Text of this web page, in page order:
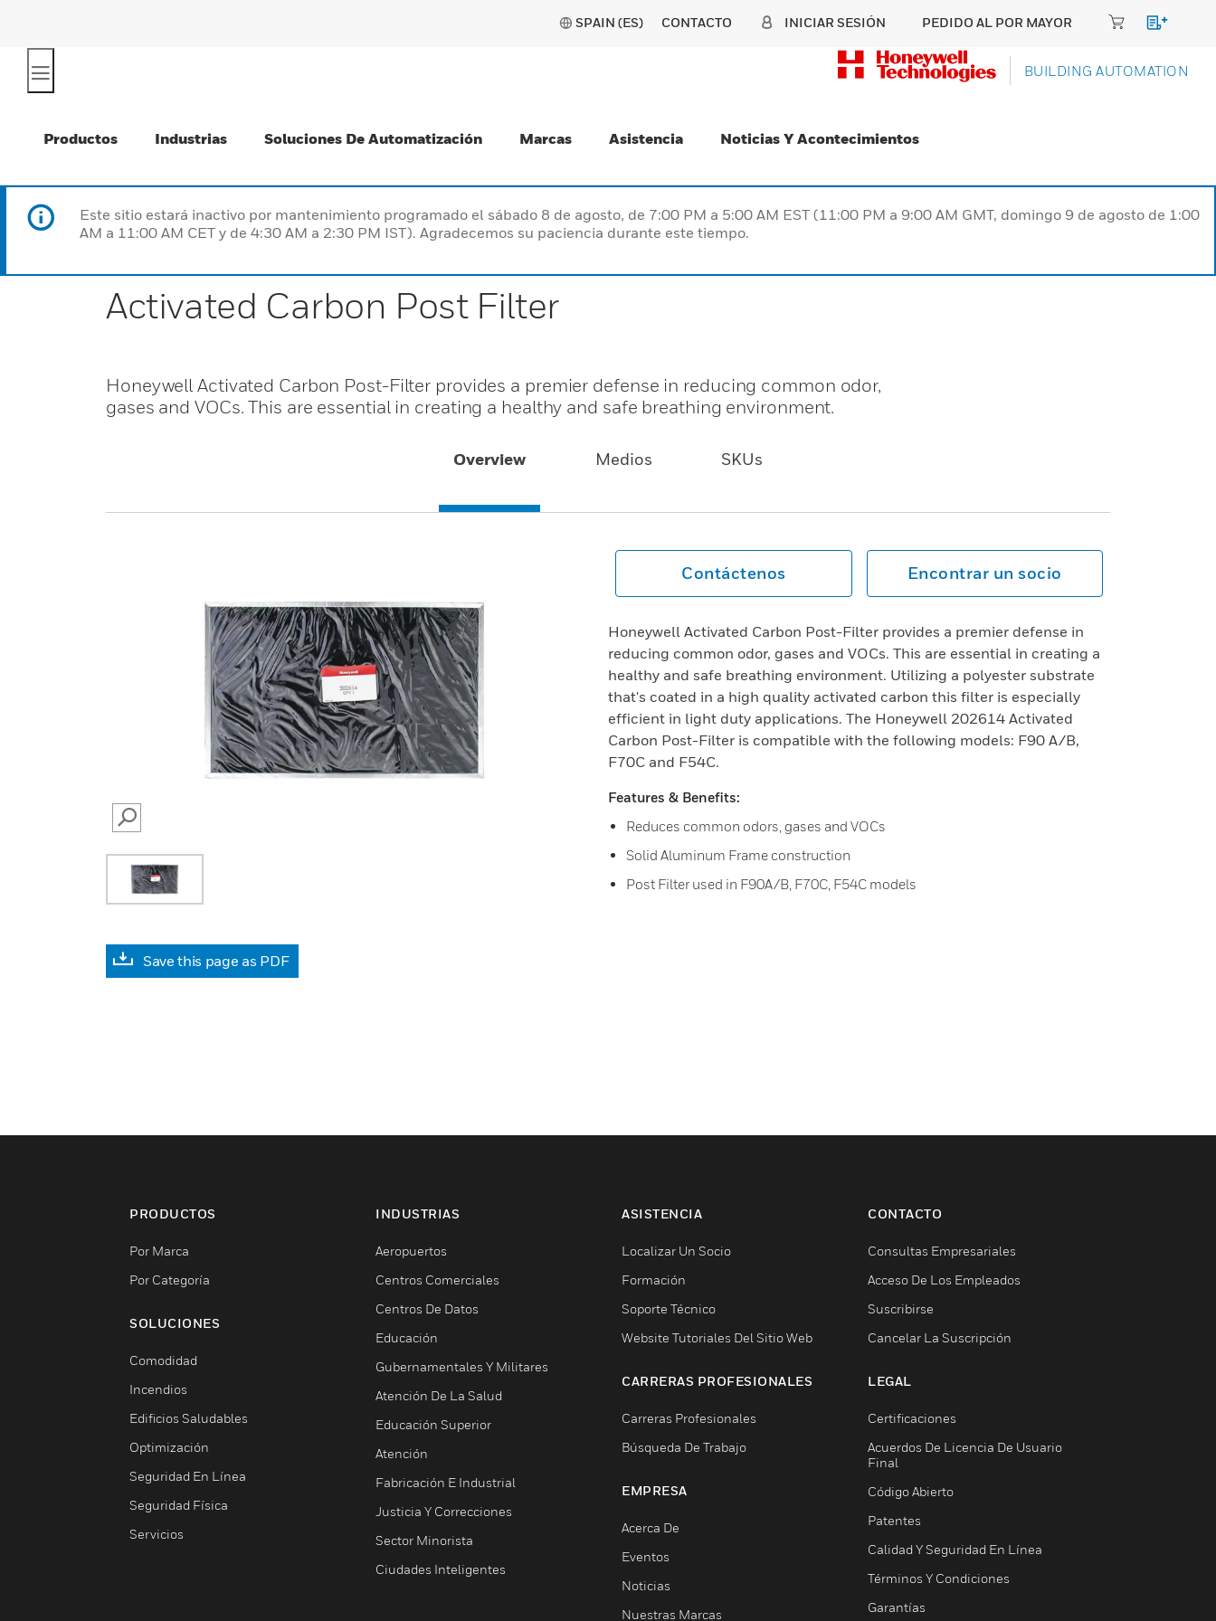
SPAIN (ES) CONTACTO INICIAR SESIÓN PEDIDO AL POR MAYOR
BUILDING AUTOMATION
Productos Industrias Soluciones De Automatización Marcas Asistencia Noticias Y Acontecimientos
Este sitio estará inactivo por mantenimiento programado el sábado 8 de agosto, de 7:00 PM a 5:00 AM EST (11:00 PM a 9:00 AM GMT, domingo 9 de agosto de 1:00
AM a 11:00 AM CET y de 4:30 AM a 2:30 PM IST). Agradecemos su paciencia durante este tiempo.
Activated Carbon Post Filter
Honeywell Activated Carbon Post-Filter provides a premier defense in reducing common odor,
gases and VOCs. This are essential in creating a healthy and safe breathing environment.
Overview Medios SKUs
SEARCH
Save this page as PDF
Contáctenos Encontrar un socio
Honeywell Activated Carbon Post-Filter provides a premier defense in
reducing common odor, gases and VOCs. This are essential in creating a
healthy and safe breathing environment. Utilizing a polyester substrate
that's coated in a high quality activated carbon this filter is especially
efficient in light duty applications. The Honeywell 202614 Activated
Carbon Post-Filter is compatible with the following models: F90 A/B,
F70C and F54C.
Features & Benefits:
Reduces common odors, gases and VOCs
Solid Aluminum Frame construction
Post Filter used in F90A/B, F70C, F54C models
PRODUCTOS
Por Marca
Por Categoría
SOLUCIONES
Comodidad
Incendios
Edificios Saludables
Optimización
Seguridad En Línea
Seguridad Física
Servicios
INDUSTRIAS
Aeropuertos
Centros Comerciales
Centros De Datos
Educación
Gubernamentales Y Militares
Atención De La Salud
Educación Superior
Atención
Fabricación E Industrial
Justicia Y Correcciones
Sector Minorista
Ciudades Inteligentes
ASISTENCIA
Localizar Un Socio
Formación
Soporte Técnico
Website Tutoriales Del Sitio Web
CARRERAS PROFESIONALES
Carreras Profesionales
Búsqueda De Trabajo
EMPRESA
Acerca De
Eventos
Noticias
Nuestras Marcas
CONTACTO
Consultas Empresariales
Acceso De Los Empleados
Suscribirse
Cancelar La Suscripción
LEGAL
Certificaciones
Acuerdos De Licencia De Usuario
Final
Código Abierto
Patentes
Calidad Y Seguridad En Línea
Términos Y Condiciones
Garantías